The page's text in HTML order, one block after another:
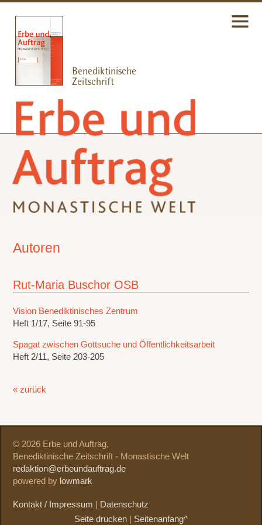
Autoren
Rut-Maria Buschor OSB
Vision Benediktinisches Zentrum
Heft 1/17, Seite 91-95
Spagat zwischen Gottsuche und Öffentlichkeitsarbeit
Heft 2/11, Seite 203-205
« zurück
© 2026 Erbe und Auftrag,
Benediktinische Zeitschrift - Monastische Welt
redaktion@erbeundauftrag.de
powered by lowmark
Kontakt / Impressum
Datenschutz
Seite drucken
Seitenanfang^